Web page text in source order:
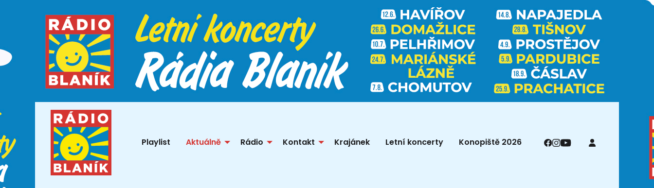
Playlist Aktuálně Rádio Kontakt Krajánek Letní koncerty Konopiště 2026